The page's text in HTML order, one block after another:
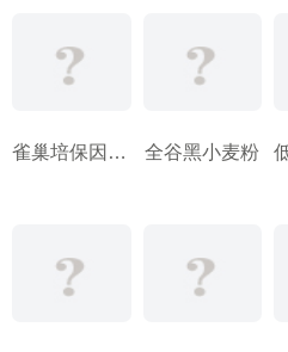
雀巢培保因子麦片 全谷黑小麦粉